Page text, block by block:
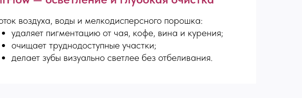
воздуха, воды и мелкодисперсного порошка:
удаляет пигментацию от чая, кофе, вина и курения;
очищает труднодоступные участки;
делает зубы визуально светлее без отбеливания.